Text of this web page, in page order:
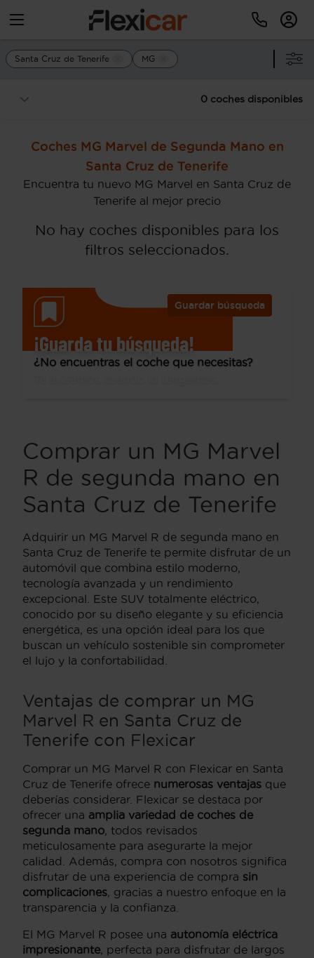
Santa Cruz de Tenerife MG
0 coches disponibles
Coches MG Marvel de Segunda Mano en
Santa Cruz de Tenerife
Encuentra tu nuevo MG Marvel en Santa Cruz de
Tenerife al mejor precio
No hay coches disponibles para los
filtros seleccionados.
Guardar búsqueda
¡Guarda tu búsqueda!
¿No encuentras el coche que necesitas?
Comprar un MG Marvel
R de segunda mano en
Santa Cruz de Tenerife
Adquirir un MG Marvel R de segunda mano en
Santa Cruz de Tenerife te permite disfrutar de un
automóvil que combina estilo moderno,
tecnología avanzada y un rendimiento
excepcional. Este SUV totalmente eléctrico,
conocido por su diseño elegante y su eficiencia
energética, es una opción ideal para los que
buscan un vehículo sostenible sin comprometer
el lujo y la confortabilidad.
Ventajas de comprar un MG
Marvel R en Santa Cruz de
Tenerife con Flexicar
Comprar un MG Marvel R con Flexicar en Santa
Cruz de Tenerife ofrece numerosas ventajas que
deberías considerar. Flexicar se destaca por
ofrecer una amplia variedad de coches de
segunda mano, todos revisados
meticulosamente para asegurarte la mejor
calidad. Además, compra con nosotros significa
disfrutar de una experiencia de compra sin
complicaciones, gracias a nuestro enfoque en la
transparencia y la confianza.
El MG Marvel R posee una autonomía eléctrica
impresionante, perfecta para disfrutar de largos